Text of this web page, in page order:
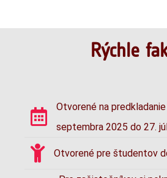
Rýchle
Otvorené na
septembra 2025 do 27.
Otvorené pre študentov